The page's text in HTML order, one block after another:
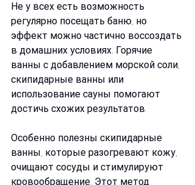
Не у всех есть возможность
регулярно посещать баню, но
эффект можно частично воссоздать
в домашних условиях. Горячие
ванны с добавлением морской соли,
скипидарные ванны или
использование сауны помогают
достичь схожих результатов.
Особенно полезны скипидарные
ванны, которые разогревают кожу,
очищают сосуды и стимулируют
кровообращение. Этот метод